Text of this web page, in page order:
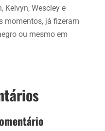
Kelvyn, Wescley e
momentos, já fizeram
ou mesmo em